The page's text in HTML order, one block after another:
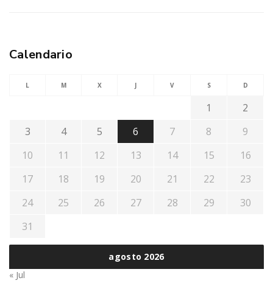
Calendario
agosto 2026
L M X J V S D
1
2
3
4 5 6 7 8
9
10
11 12 13 14 15
16
17
18 19 20 21 22
23
24
25 26 27 28 29
30
31
« Jul